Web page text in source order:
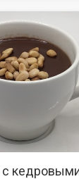
с